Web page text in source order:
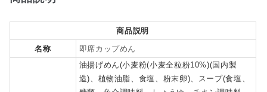
商品説明
名称
即席カップめん
油揚げめん(小麦粉(小麦全粒粉10%)(国内製
造)、植物油脂、食塩、粉末卵)、スープ(食塩、